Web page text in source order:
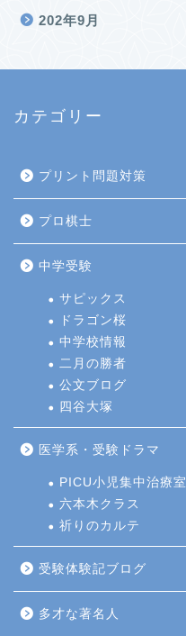
202年9月
カテゴリー
プリント問題対策
プロ棋士
中学受験
サピックス
ドラゴン桜
中学校情報
二月の勝者
公文ブログ
四谷大塚
医学系・受験ドラマ
PICU小児集中治療室
六本木クラス
祈りのカルテ
受験体験記ブログ
多才な著名人